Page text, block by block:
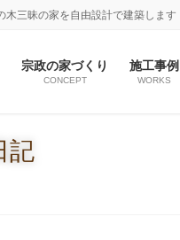
三昧の家を自由設計で建築します
宗政の家づくり
CONCEPT
施工事例
WORKS
記